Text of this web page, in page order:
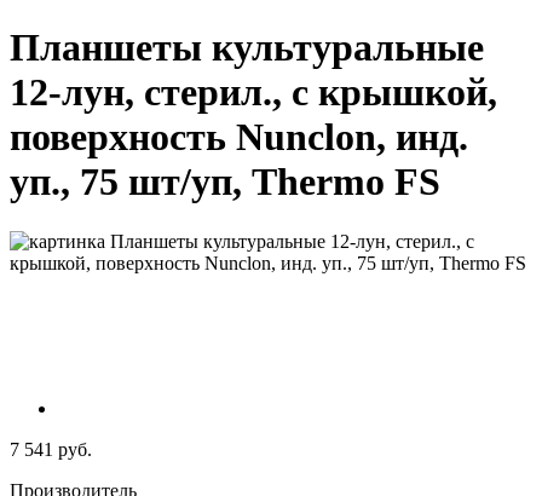
Планшеты культуральные
12-лун, стерил., с крышкой,
поверхность Nunclon, инд.
уп., 75 шт/уп, Thermo FS
7 541 руб.
Производитель